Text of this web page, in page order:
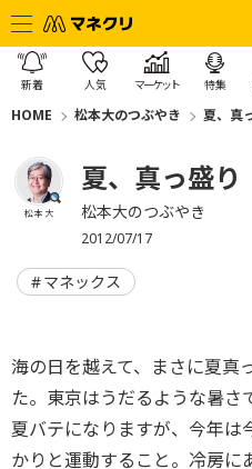
新着 人気 マーケット 特集
HOME 松本大のつぶやき 夏、真
松本 大
夏、真っ盛り
松本大のつぶやき
2012/07/17
マネックス
海の日を越えて、まさに夏真
た。東京はうだるような暑さ
夏バテになりますが、今年は
かりと運動すること。冷房に